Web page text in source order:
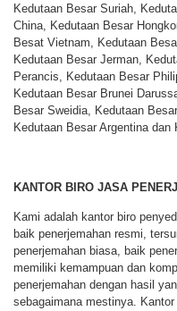
Kedutaan Besar Suriah,
China, Kedutaan Besar
Besat Vietnam, Kedutaan
Kedutaan Besar Jerman,
Perancis, Kedutaan Besar
Kedutaan Besar Brunei
Besar Sweidia, Kedutaan
Kedutaan Besar Argentina
KANTOR BIRO JASA
Kami adalah kantor biro
baik penerjemahan resmi,
penerjemahan biasa, baik
memiliki kemampuan dan
penerjemahan dengan hasil
sebagaimana mestinya.